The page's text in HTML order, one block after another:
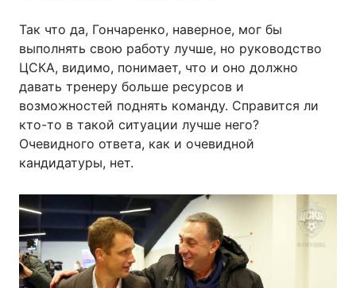
Так что да, Гончаренко, наверное, мог бы
выполнять свою работу лучше, но руководство
ЦСКА, видимо, понимает, что и оно должно
давать тренеру больше ресурсов и
возможностей поднять команду. Справится ли
кто-то в такой ситуации лучше него?
Очевидного ответа, как и очевидной
кандидатуры, нет.